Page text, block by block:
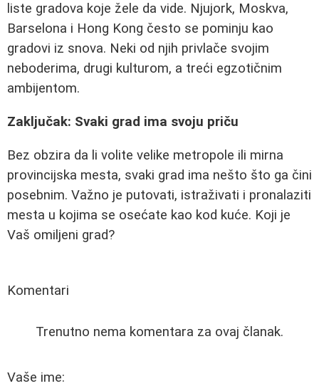
liste gradova koje žele da vide. Njujork, Moskva,
Barselona i Hong Kong često se pominju kao
gradovi iz snova. Neki od njih privlače svojim
neboderima, drugi kulturom, a treći egzotičnim
ambijentom.
Zaključak: Svaki grad ima svoju priču
Bez obzira da li volite velike metropole ili mirna
provincijska mesta, svaki grad ima nešto što ga čini
posebnim. Važno je putovati, istraživati i pronalaziti
mesta u kojima se osećate kao kod kuće. Koji je
Vaš omiljeni grad?
Komentari
Trenutno nema komentara za ovaj članak.
Vaše ime: